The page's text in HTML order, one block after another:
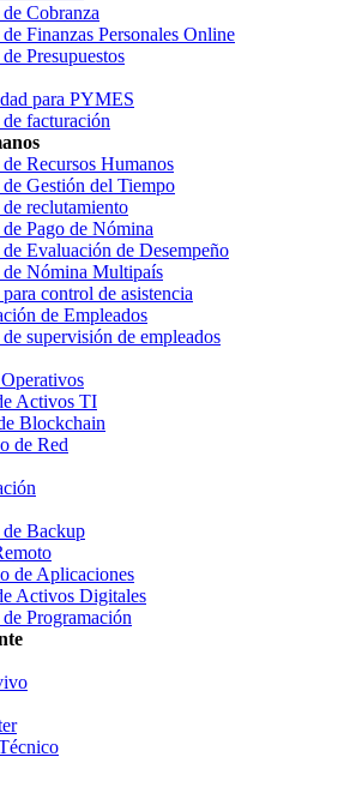
Cobranza
Finanzas Personales Online
Presupuestos
para PYMES
facturación
Recursos Humanos
Gestión del Tiempo
reclutamiento
Pago de Nómina
Evaluación de Desempeño
de Nómina Multipaís
control de asistencia
de Empleados
supervisión de empleados
Activos TI
Blockchain
de Red
Backup
de Aplicaciones
Activos Digitales
Programación